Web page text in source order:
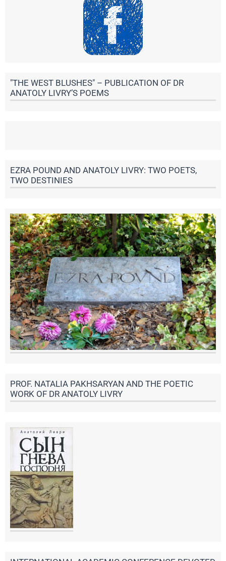
"THE WEST BLUSHES" – PUBLICATION OF DR
ANATOLY LIVRY’S POEMS
EZRA POUND AND ANATOLY LIVRY: TWO POETS,
TWO DESTINIES
PROF. NATALIA PAKHSARYAN AND THE POETIC
WORK OF DR ANATOLY LIVRY